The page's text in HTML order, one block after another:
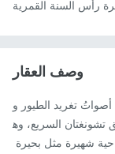
وصف العقار
تغريد الطيور و
السريع، وه